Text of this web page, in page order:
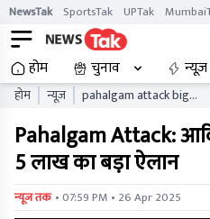
NewsTak SportsTak UPTak
होम चुनाव न्यूज़
होम न्यूज़
pahalgam attack big
for adils family
Pahalgam Attack:
5 लाख का बड़ा ऐलान
न्यूज तक • 07:59 PM • 26 Apr 2025